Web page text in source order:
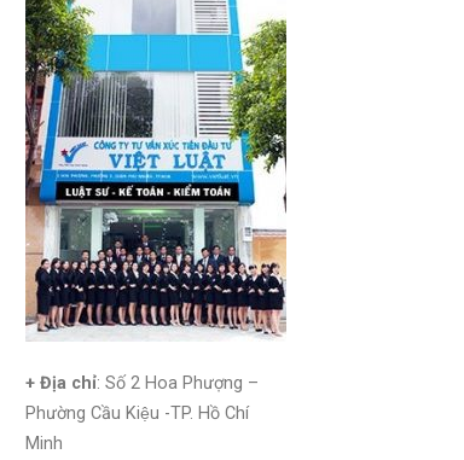
+ Địa chỉ: Số 2 Hoa Phượng –
Phường Cầu Kiệu -TP. Hồ Chí
Minh